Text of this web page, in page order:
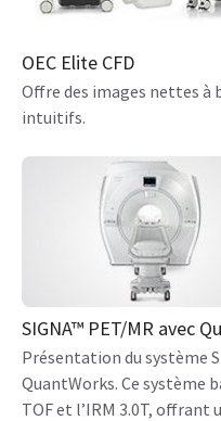
OEC Elite CFD
Offre des images nettes à
intuitifs.
SIGNA™ PET/MR avec
Présentation du système
QuantWorks. Ce système
TOF et l’IRM 3.0T,